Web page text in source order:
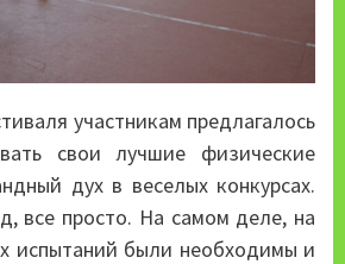
участникам предлагалось
свои лучшие физические
дух в веселых конкурсах.
все просто. На самом деле, на
испытаний были необходимы и